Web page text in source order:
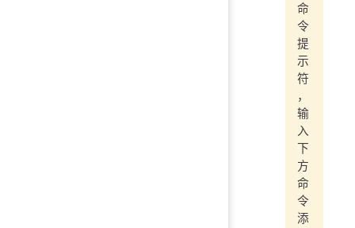
命
令
提
示
符
，
输
入
下
方
命
令
添